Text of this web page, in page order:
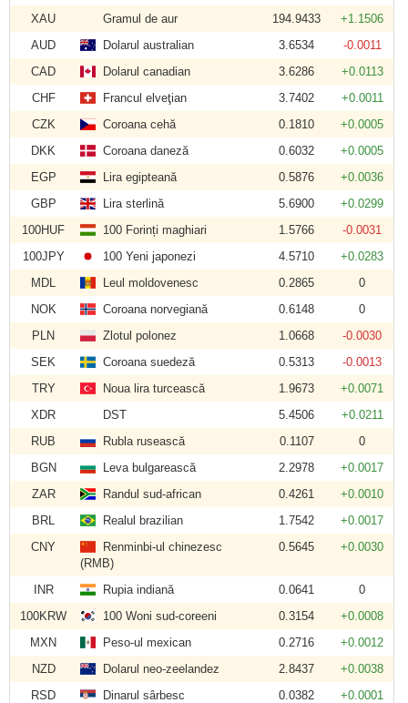
XAU
Gramul de aur 194.9433
+1.1506
AUD
Dolarul australian 3.6534
-0.0011
CAD
Dolarul canadian 3.6286
+0.0113
CHF
Francul elveţian 3.7402
+0.0011
CZK
Coroana cehă 0.1810
+0.0005
DKK
Coroana daneză 0.6032
+0.0005
EGP
Lira egipteană 0.5876
+0.0036
GBP
Lira sterlină 5.6900
+0.0299
100HUF
100 Forinți maghiari 1.5766
-0.0031
100JPY
100 Yeni japonezi 4.5710
+0.0283
MDL
Leul moldovenesc 0.2865
0
NOK
Coroana norvegiană 0.6148
0
PLN
Zlotul polonez 1.0668
-0.0030
SEK
Coroana suedeză 0.5313
-0.0013
TRY
Noua lira turcească 1.9673
+0.0071
XDR
DST 5.4506
+0.0211
RUB
Rubla rusească 0.1107
0
BGN
Leva bulgarească 2.2978
+0.0017
ZAR
Randul sud-african 0.4261
+0.0010
BRL
Realul brazilian 1.7542
+0.0017
CNY
Renminbi-ul chinezesc
(RMB)
0.5645 +0.0030
INR Rupia indiană 0.0641
0
100KRW
100 Woni sud-coreeni 0.3154
+0.0008
MXN
Peso-ul mexican 0.2716
+0.0012
NZD
Dolarul neo-zeelandez 2.8437
+0.0038
RSD
Dinarul sârbesc 0.0382
+0.0001